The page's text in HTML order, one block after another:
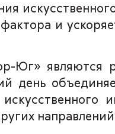
и
Юг» являются
день